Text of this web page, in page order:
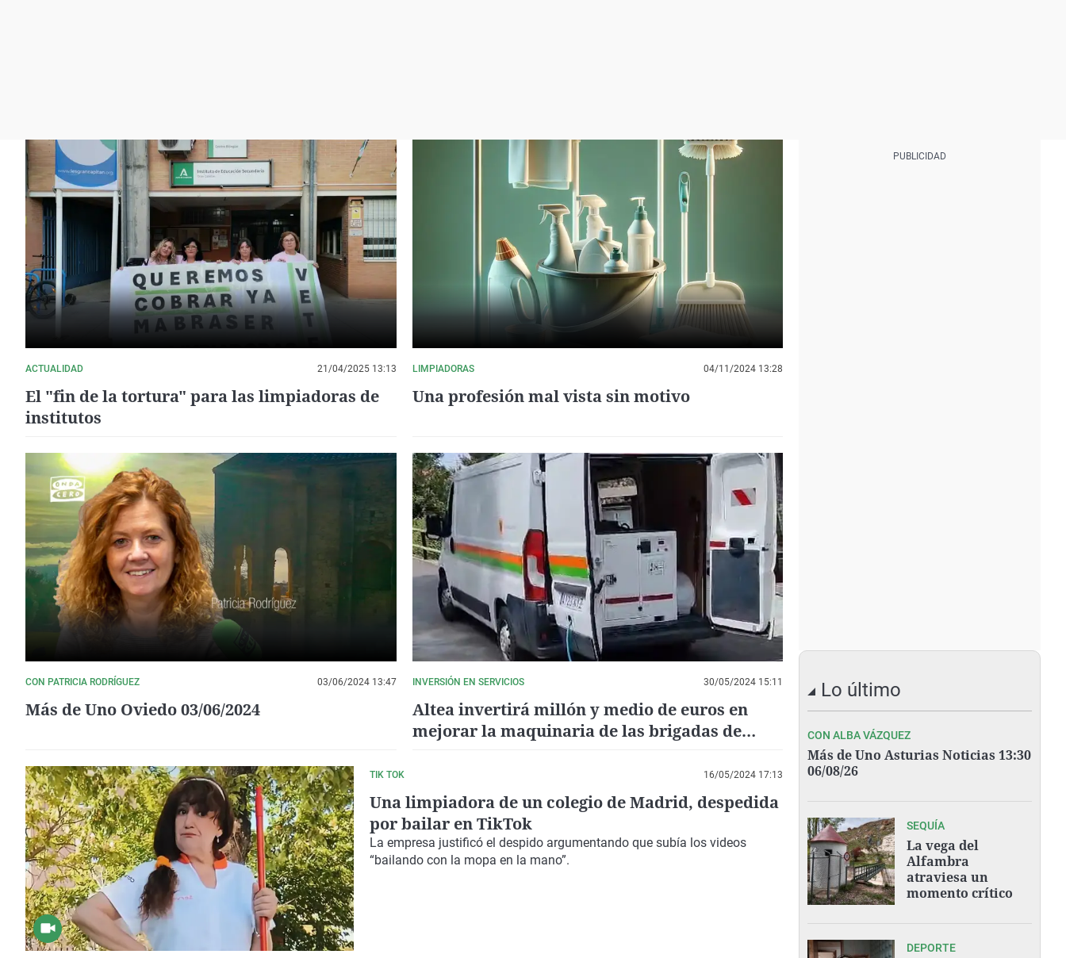
ACTUALIDAD 21/04/2025 13:13
El "fin de la tortura" para las limpiadoras de
institutos
LIMPIADORAS 04/11/2024 13:28
Una profesión mal vista sin motivo
CON PATRICIA RODRÍGUEZ 03/06/2024 13:47
Más de Uno Oviedo 03/06/2024
INVERSIÓN EN SERVICIOS 30/05/2024 15:11
Altea invertirá millón y medio de euros en
mejorar la maquinaria de las brigadas de
TIK TOK 16/05/2024 17:13
Una limpiadora de un colegio de Madrid, despedida
por bailar en TikTok
La empresa justificó el despido argumentando que subía los videos
“bailando con la mopa en la mano”.
Lo último
CON ALBA VÁZQUEZ
Más de Uno Asturias Noticias 13:30
06/08/26
SEQUÍA
La vega del
Alfambra
atraviesa un
momento crítico
DEPORTE